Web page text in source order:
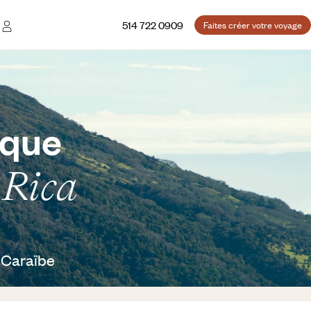
514 722 0909 Faites créer votre voyage